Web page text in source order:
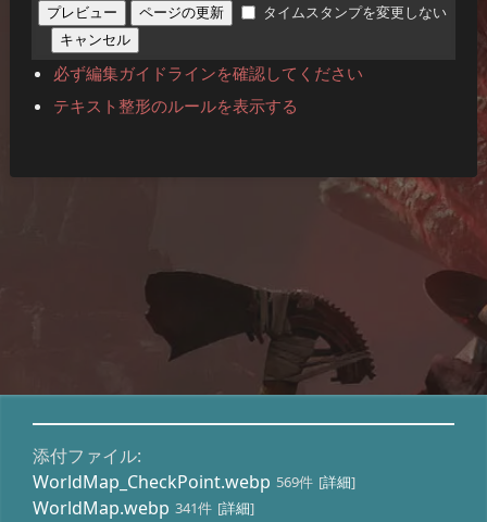
タイムスタンプを変更しない
必ず編集ガイドラインを確認してください
テキスト整形のルールを表示する
添付ファイル:
WorldMap_CheckPoint.webp 569件 [詳細]
WorldMap.webp 341件 [詳細]